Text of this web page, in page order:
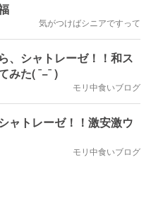
気がつけばシニアですって
、シャトレーゼ！！和ス
みた( ¯−¯ )
モリ中食いブログ
ャトレーゼ！！激安激ウ
モリ中食いブログ